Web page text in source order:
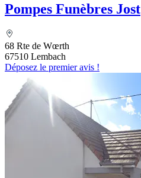
Pompes Funèbres Jost
68 Rte de Wœrth
67510 Lembach
Déposez le premier avis !